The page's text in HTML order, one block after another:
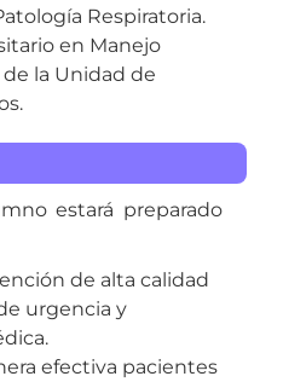
Respiratoria.
en Manejo
la Unidad de
estará preparado
de alta calidad
urgencia y
efectiva pacientes